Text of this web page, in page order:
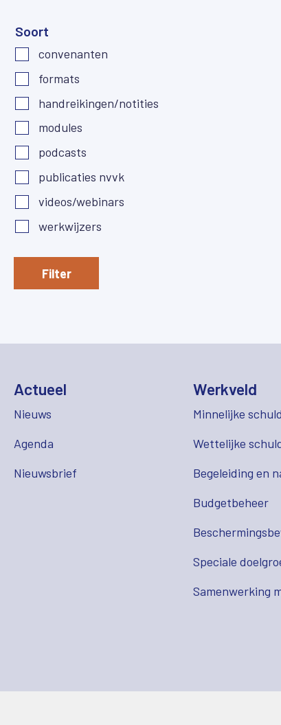
Soort
convenanten
formats
handreikingen/notities
modules
podcasts
publicaties nvvk
videos/webinars
werkwijzers
Filter
Actueel
Nieuws
Agenda
Nieuwsbrief
Werkveld
Minnelijke
Wettelijke
Begeleiding en
Budgetbeheer
Speciale
Samenwerking